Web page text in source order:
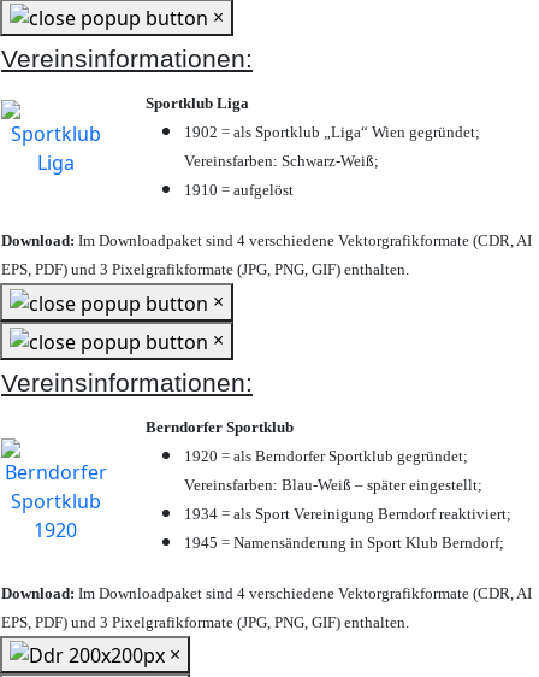
×
Vereinsinformationen:
Sportklub Liga
1902 = als Sportklub „Liga“ Wien gegründet;
Vereinsfarben: Schwarz-Weiß;
1910 = aufgelöst
Download: Im Downloadpaket sind 4 verschiedene Vektorgrafikformate (CDR, AI
EPS, PDF) und 3 Pixelgrafikformate (JPG, PNG, GIF) enthalten.
×
×
Vereinsinformationen:
Berndorfer Sportklub
1920 = als Berndorfer Sportklub gegründet;
Vereinsfarben: Blau-Weiß – später eingestellt;
1934 = als Sport Vereinigung Berndorf reaktiviert;
1945 = Namensänderung in Sport Klub Berndorf;
Download: Im Downloadpaket sind 4 verschiedene Vektorgrafikformate (CDR, AI
EPS, PDF) und 3 Pixelgrafikformate (JPG, PNG, GIF) enthalten.
×